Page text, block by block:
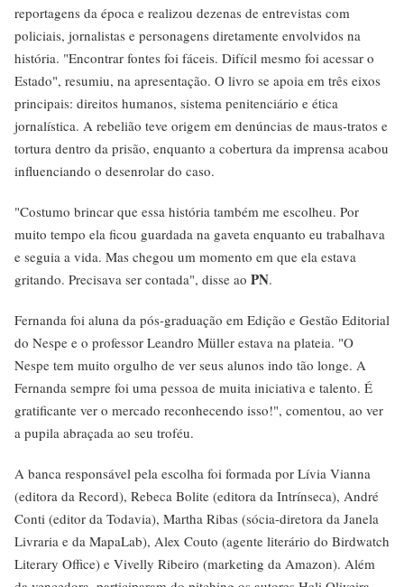
reportagens da época e realizou dezenas de entrevistas com
policiais, jornalistas e personagens diretamente envolvidos na
história. "Encontrar fontes foi fáceis. Difícil mesmo foi acessar o
Estado", resumiu, na apresentação. O livro se apoia em três eixos
principais: direitos humanos, sistema penitenciário e ética
jornalística. A rebelião teve origem em denúncias de maus-tratos e
tortura dentro da prisão, enquanto a cobertura da imprensa acabou
influenciando o desenrolar do caso.
"Costumo brincar que essa história também me escolheu. Por
muito tempo ela ficou guardada na gaveta enquanto eu trabalhava
e seguia a vida. Mas chegou um momento em que ela estava
gritando. Precisava ser contada", disse ao PN.
Fernanda foi aluna da pós-graduação em Edição e Gestão Editorial
do Nespe e o professor Leandro Müller estava na plateia. "O
Nespe tem muito orgulho de ver seus alunos indo tão longe. A
Fernanda sempre foi uma pessoa de muita iniciativa e talento. É
gratificante ver o mercado reconhecendo isso!", comentou, ao ver
a pupila abraçada ao seu troféu.
A banca responsável pela escolha foi formada por Lívia Vianna
(editora da Record), Rebeca Bolite (editora da Intrínseca), André
Conti (editor da Todavia), Martha Ribas (sócia-diretora da Janela
Livraria e da MapaLab), Alex Couto (agente literário do Birdwatch
Literary Office) e Vivelly Ribeiro (marketing da Amazon). Além